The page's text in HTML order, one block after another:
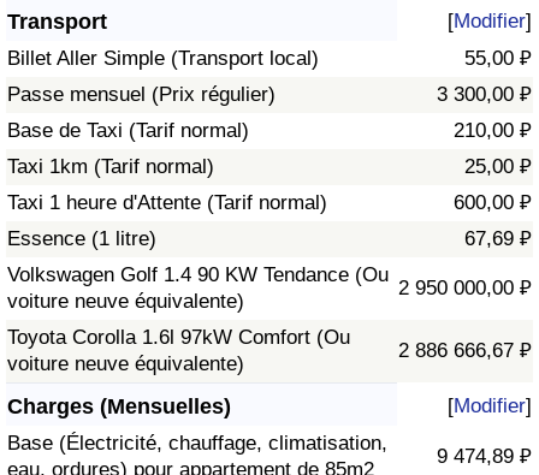
Transport [Modifier]
Billet Aller Simple (Transport local)
55,00 ₽
Passe mensuel (Prix régulier)
3 300,00 ₽
Base de Taxi (Tarif normal)
210,00 ₽
Taxi 1km (Tarif normal)
25,00 ₽
Taxi 1 heure d'Attente (Tarif normal)
600,00 ₽
Essence (1 litre)
67,69 ₽
Volkswagen Golf 1.4 90 KW Tendance (Ou
voiture neuve équivalente)
2 950 000,00 ₽
Toyota Corolla 1.6l 97kW Comfort (Ou
voiture neuve équivalente)
2 886 666,67 ₽
Charges (Mensuelles) [Modifier]
Base (Électricité, chauffage, climatisation,
eau, ordures) pour appartement de 85m2
9 474,89 ₽